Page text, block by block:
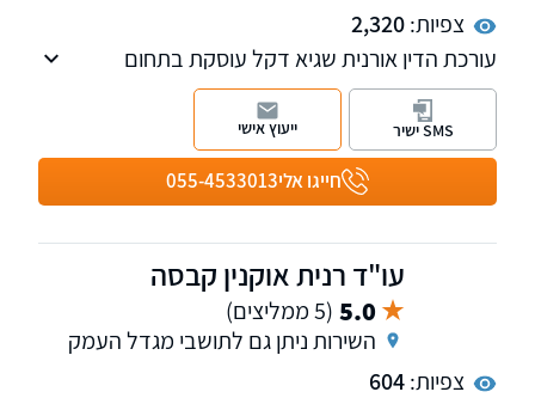
צפיות:2,320
עורכת הדין אורנית שגיא דקל עוסקת בתחום
רשלנות רפואית על כל גווניו ובתביעות סיעוד
חייגו אלי055-4533013
SMS ישיר ייעוץ אישי
עו"ד רנית אוקנין קבסה
5.0 (5 ממליצים)
השירות ניתן גם לתושבי מגדל העמק
צפיות:604